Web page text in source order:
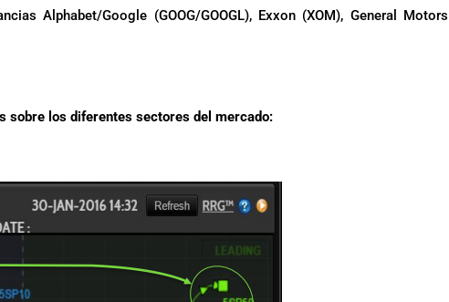
Alphabet/Google (GOOG/GOOGL), Exxon (XOM), General Motors
sobre los diferentes sectores del mercado: